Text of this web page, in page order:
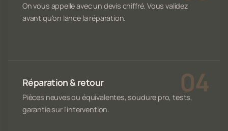
On vous appelle avec un devis chiffré. Vous validez
avant qu'on lance la réparation.
Réparation & retour
Pièces neuves ou équivalentes, soudure pro, tests,
garantie sur l'intervention.